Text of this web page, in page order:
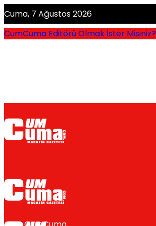
Cuma, 7 Ağustos 2026
CumCuma Editörü Olmak İster Misiniz?